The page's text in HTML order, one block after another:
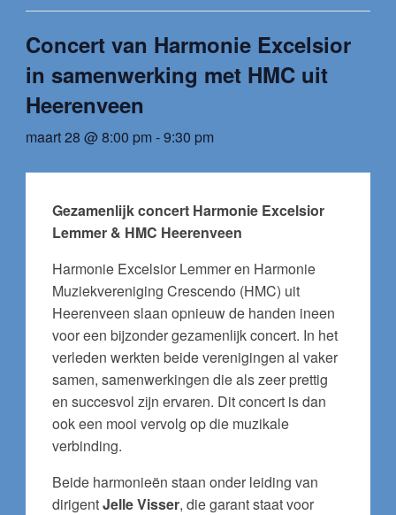
Concert van Harmonie Excelsior
in samenwerking met HMC uit
Heerenveen
maart 28 @ 8:00 pm-9:30 pm
Gezamenlijk concert Harmonie Excelsior
Lemmer & HMC Heerenveen
Harmonie Excelsior Lemmer en Harmonie
Muziekvereniging Crescendo (HMC) uit
Heerenveen slaan opnieuw de handen ineen
voor een bijzonder gezamenlijk concert. In het
verleden werkten beide verenigingen al vaker
samen, samenwerkingen die als zeer prettig
en succesvol zijn ervaren. Dit concert is dan
ook een mooi vervolg op die muzikale
verbinding.
Beide harmonieën staan onder leiding van
dirigentJelle Visser, die garant staat voor